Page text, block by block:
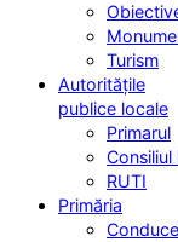
Turism
Autoritățile
publice locale
Primarul
Consiliul
RUTI
Primăria